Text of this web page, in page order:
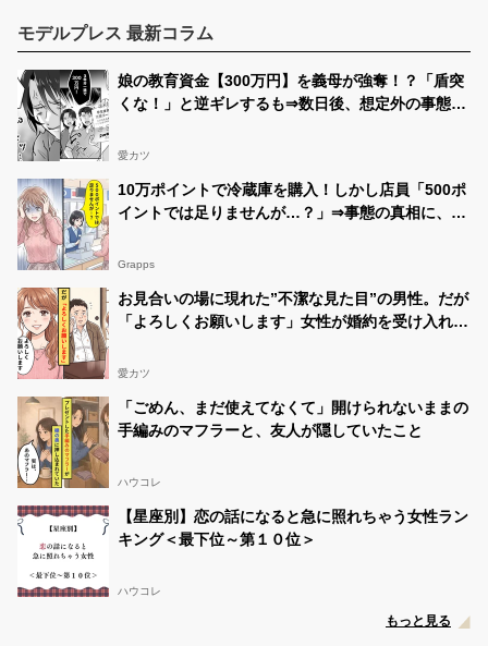
モデルプレス 最新コラム
娘の教育資金【300万円】を義母が強奪！？「盾突
くな！」と逆ギレするも⇒数日後、想定外の事態に
愛カツ
10万ポイントで冷蔵庫を購入！しかし店員「500ポ
イントでは足りませんが…？」⇒事態の真相に、全
Grapps
お見合いの場に現れた”不潔な見た目”の男性。だが
「よろしくお願いします」女性が婚約を受け入れた
愛カツ
「ごめん、まだ使えてなくて」開けられないままの
手編みのマフラーと、友人が隠していたこと
ハウコレ
【星座別】恋の話になると急に照れちゃう女性ラン
キング＜最下位～第１０位＞
ハウコレ
もっと見る